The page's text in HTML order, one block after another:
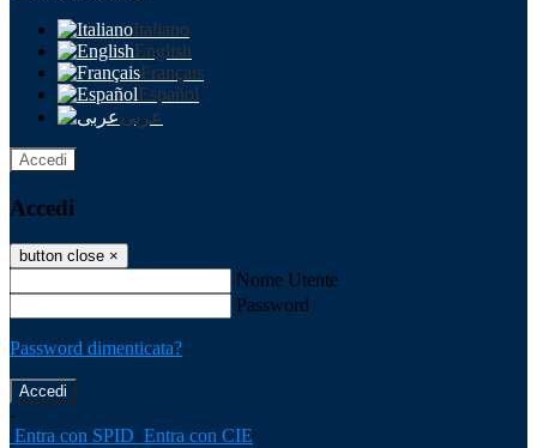
Italiano
English
Français
Español
عربى
Accedi
Accedi
button close ×
Nome Utente
Password
Password dimenticata?
-
Entra con SPID Entra con CIE